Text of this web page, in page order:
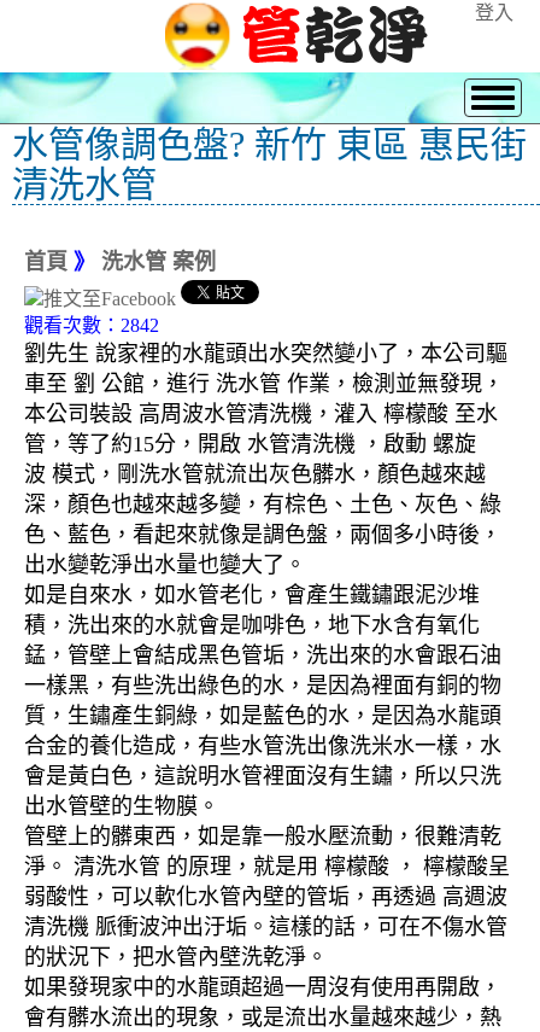
登入
水管像調色盤? 新竹 東區 惠民街
清洗水管
首頁 》 洗水管 案例
觀看次數：2842
劉先生 說家裡的水龍頭出水突然變小了，本公司驅
車至 劉 公館，進行 洗水管 作業，檢測並無發現，
本公司裝設 高周波水管清洗機，灌入 檸檬酸 至水
管，等了約15分，開啟 水管清洗機 ，啟動 螺旋
波 模式，剛洗水管就流出灰色髒水，顏色越來越
深，顏色也越來越多變，有棕色、土色、灰色、綠
色、藍色，看起來就像是調色盤，兩個多小時後，
出水變乾淨出水量也變大了。
如是自來水，如水管老化，會產生鐵鏽跟泥沙堆
積，洗出來的水就會是咖啡色，地下水含有氧化
錳，管壁上會結成黑色管垢，洗出來的水會跟石油
一樣黑，有些洗出綠色的水，是因為裡面有銅的物
質，生鏽產生銅綠，如是藍色的水，是因為水龍頭
合金的養化造成，有些水管洗出像洗米水一樣，水
會是黃白色，這說明水管裡面沒有生鏽，所以只洗
出水管壁的生物膜。
管壁上的髒東西，如是靠一般水壓流動，很難清乾
淨。 清洗水管 的原理，就是用 檸檬酸 ， 檸檬酸呈
弱酸性，可以軟化水管內壁的管垢，再透過 高週波
清洗機 脈衝波沖出汙垢。這樣的話，可在不傷水管
的狀況下，把水管內壁洗乾淨。
如果發現家中的水龍頭超過一周沒有使用再開啟，
會有髒水流出的現象，或是流出水量越來越少，熱